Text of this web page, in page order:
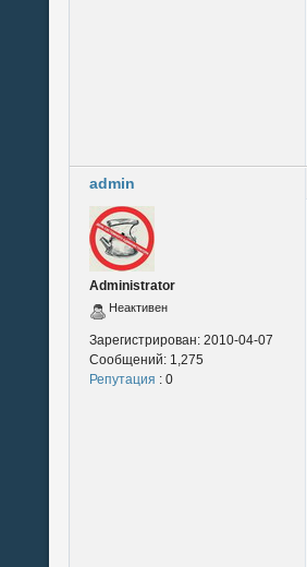
admin
Administrator
Неактивен
Зарегистрирован: 2010-04-07
Сообщений: 1,275
Репутация : 0